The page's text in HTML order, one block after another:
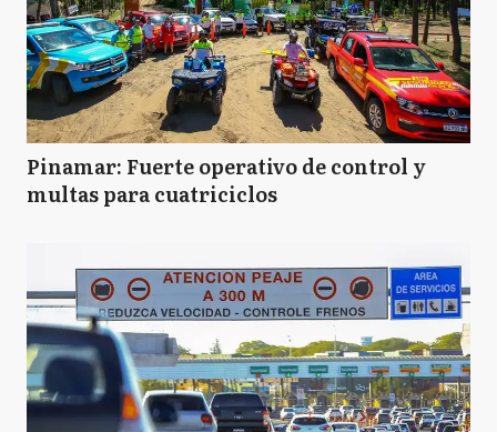
Pinamar: Fuerte operativo de control y
multas para cuatriciclos